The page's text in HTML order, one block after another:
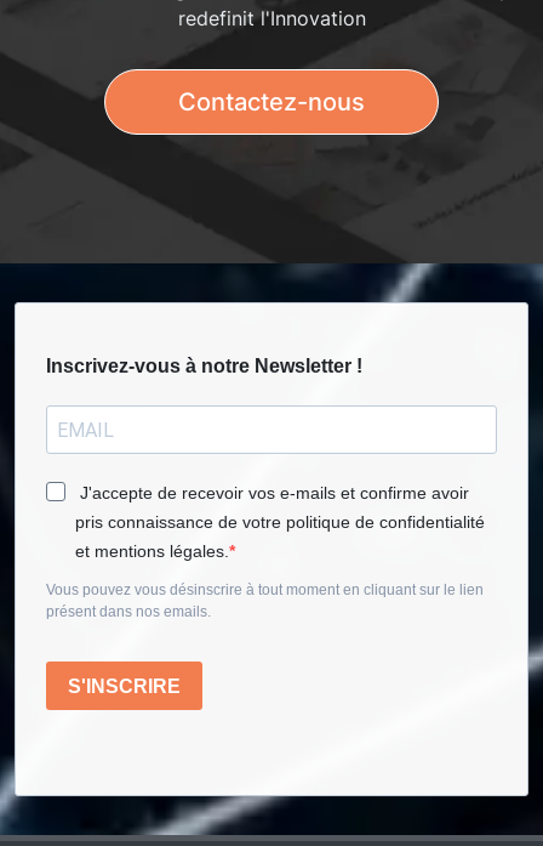
redefinit l'Innovation
Contactez-nous
Inscrivez-vous à notre Newsletter !
J'accepte de recevoir vos e-mails et confirme avoir
pris connaissance de votre politique de confidentialité
et mentions légales.
Vous pouvez vous désinscrire à tout moment en cliquant sur le lien
présent dans nos emails.
S'INSCRIRE